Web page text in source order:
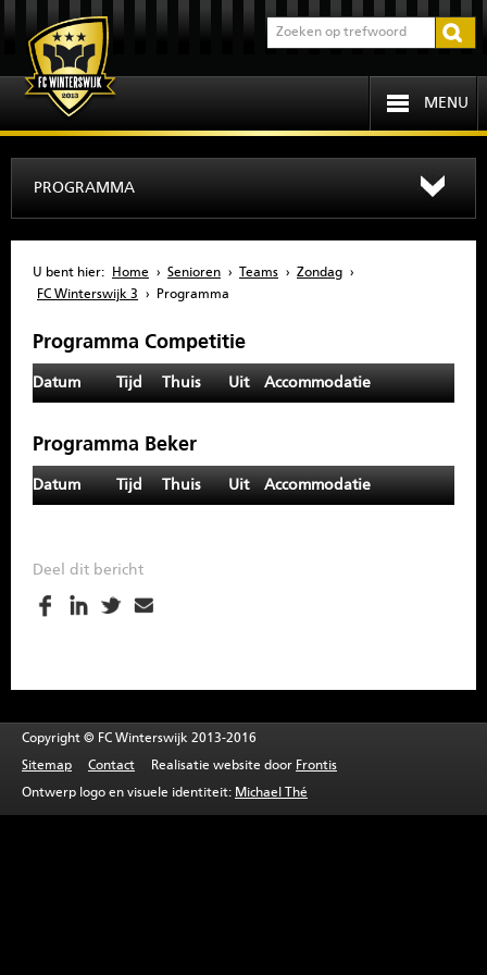
MENU
OVER FCW
INFORMATIE
SENIOREN
SPONSOREN
CONTACT
MENU
PROGRAMMA
U bent hier: Home › Senioren › Teams › Zondag ›
FC Winterswijk 3
› Programma
Programma Competitie
Datum Tijd Thuis Uit Accommodatie
Programma Beker
Datum Tijd Thuis Uit Accommodatie
Deel dit bericht
Copyright © FC Winterswijk 2013-2016
Sitemap Contact Realisatie website door Frontis
Ontwerp logo en visuele identiteit: Michael Thé